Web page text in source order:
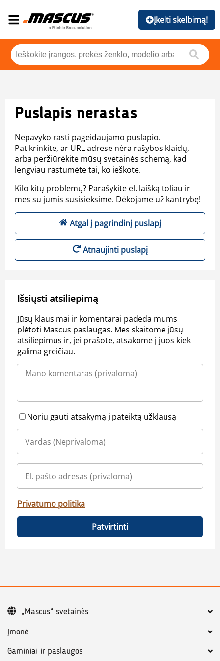
Įkelti skelbimą!
Puslapis nerastas
Nepavyko rasti pageidaujamo puslapio.
Patikrinkite, ar URL adrese nėra rašybos klaidų,
arba peržiūrėkite mūsų svetainės schemą, kad
lengviau rastumėte tai, ko ieškote.
Kilo kitų problemų? Parašykite el. laišką toliau ir
mes su jumis susisieksime. Dėkojame už kantrybę!
Atgal į pagrindinį puslapį
Atnaujinti puslapį
Išsiųsti atsiliepimą
Jūsų klausimai ir komentarai padeda mums
plėtoti Mascus paslaugas. Mes skaitome jūsų
atsiliepimus ir, jei prašote, atsakome į juos kiek
galima greičiau.
Noriu gauti atsakymą į pateiktą užklausą
Privatumo politika
Patvirtinti
Įmonė
Gaminiai ir paslaugos
„Mascus“ svetainės